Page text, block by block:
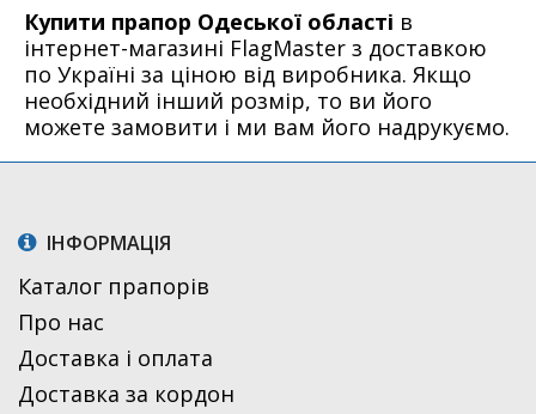
Купити прапор Одеської області в
інтернет-магазині FlagMaster з доставкою
по Україні за ціною від виробника. Якщо
необхідний інший розмір, то ви його
можете замовити і ми вам його надрукуємо.
ІНФОРМАЦІЯ
Каталог прапорів
Про нас
Доставка і оплата
Доставка за кордон